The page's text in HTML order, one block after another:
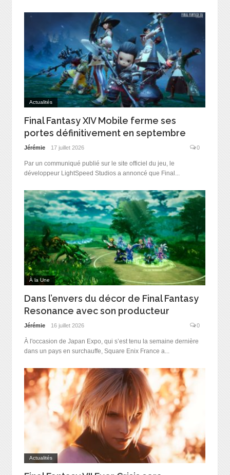
Actualités
Final Fantasy XIV Mobile ferme ses
portes définitivement en septembre
Jérémie 17 juillet 2026 0
Par un communiqué publié sur le site officiel du jeu, le
développeur LightSpeed Studios a annoncé que Final...
À la Une
Dans l’envers du décor de Final Fantasy
Resonance avec son producteur
Jérémie 16 juillet 2026 0
À l'occasion de Japan Expo, qui s’est tenu la semaine dernière
dans un pays en surchauffe, Square Enix France a...
Actualités